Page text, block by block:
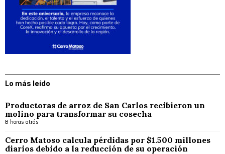
Lo más leído
Productoras de arroz de San Carlos recibieron un
molino para transformar su cosecha
8 horas atrás
Cerro Matoso calcula pérdidas por $1.500 millones
diarios debido a la reducción de su operación